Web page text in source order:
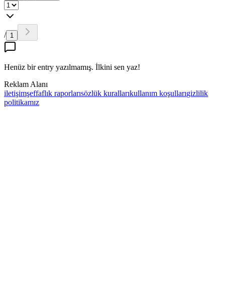
/ 1
Henüz bir entry yazılmamış. İlkini sen yaz!
Reklam Alanı
iletişimşeffaflık raporlarısözlük kurallarıkullanım koşullarıgizlilik
politikamız